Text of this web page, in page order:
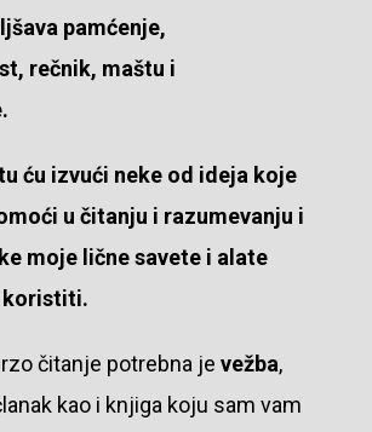
pamćenje,
rečnik, maštu i
ću izvući neke od ideja koje
u čitanju i razumevanju i
moje lične savete i alate
koristiti.
čitanje potrebna je vežba,
kao i knjiga koju sam vam